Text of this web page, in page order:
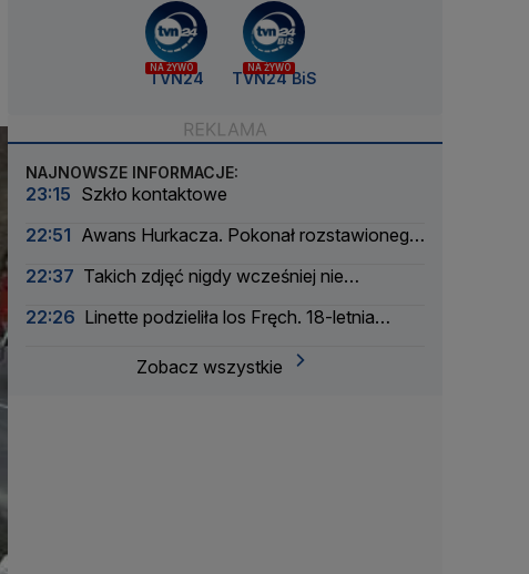
NA ŻYWO
TVN24
NA ŻYWO
TVN24 BiS
NAJNOWSZE INFORMACJE:
23:15 Szkło kontaktowe
22:51 Awans Hurkacza. Pokonał rozstawionego
22:37 Takich zdjęć nigdy wcześniej nie
22:26 Linette podzieliła los Fręch. 18-letnia
Zobacz wszystkie